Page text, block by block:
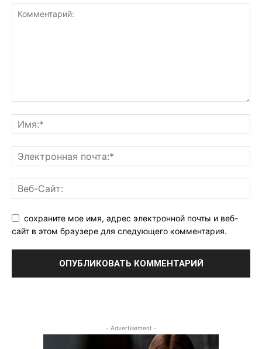
сохраните мое имя, адрес электронной почты и веб-
сайт в этом браузере для следующего комментария.
- Advertisement -